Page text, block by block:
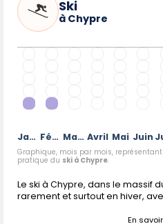
Ski
à Chypre
Janvier Février Mars Avril Mai Juin
Graphique, mois par mois,
pratique du ski à Chypre.
Le ski à Chypre, dans le massif
rarement et surtout en hiver,